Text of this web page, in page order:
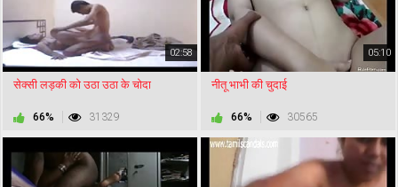
02:58
सेक्सी लड़की को उठा उठा के चोदा
66% 31329
05:10
नीतू भाभी की चुदाई
66% 30565